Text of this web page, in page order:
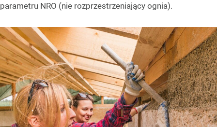
parametru NRO (nie rozprzestrzeniający ognia).